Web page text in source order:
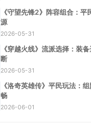
《守望先锋2》阵容组合：平
源
2026-05-31
《穿越火线》流派选择：装
断
2026-05-31
《洛奇英雄传》平民玩法：
畅
2026-06-01